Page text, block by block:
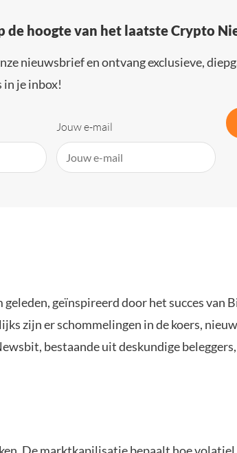
de hoogte van het laatste Crypto
nieuwsbrief en ontvang exclusieve,
in je inbox!
Jouw e-mail
geïnspireerd door het succes van
zijn er schommelingen in de koers,
bestaande uit deskundige